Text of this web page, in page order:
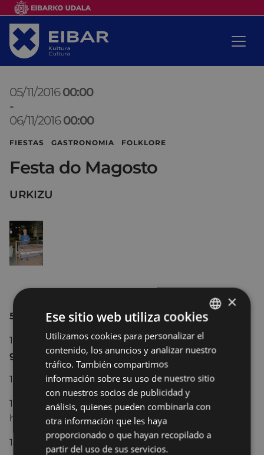
05/11/201600:00
-
06/11/201600:00
FIESTAS GASTRONOMIA FOLKLORE
Festa do Magosto
URKIZU
5 noviembre
11:00.- apertura del bar para venta deproductos
gallegos.
13:00.- recepción de invitados.
13:00.- VII Concurso de empanadas– Recogida
hasta las 13:00 horas.
14:00.- entrega de premios.
BASQUE
SPANISH
×
Ese sitio web utiliza cookies
Utilizamos cookies para personalizar el
contenido, los anuncios y analizar nuestro
tráfico. También compartimos
información sobre su uso de nuestro sitio
con nuestros socios de publicidad y
análisis, quienes pueden combinarla con
otra información que les haya
proporcionado o que hayan recopilado a
partir del uso de sus servicios.